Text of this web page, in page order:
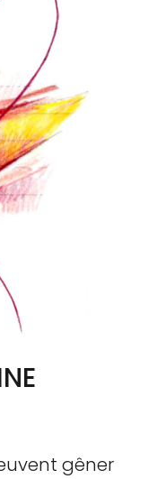
gêner